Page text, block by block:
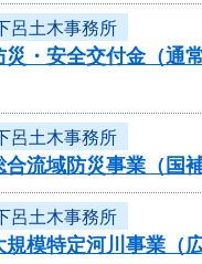
呂土木事務所
・安全交付金（通
呂土木事務所
流域防災事業（
呂土木事務所
模特定河川事業（